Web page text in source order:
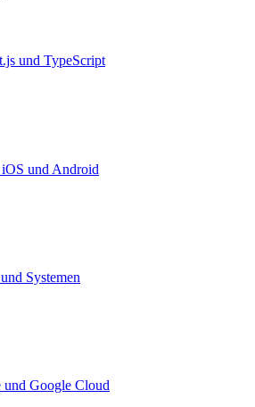
und TypeScript
und Android
Systemen
Google Cloud